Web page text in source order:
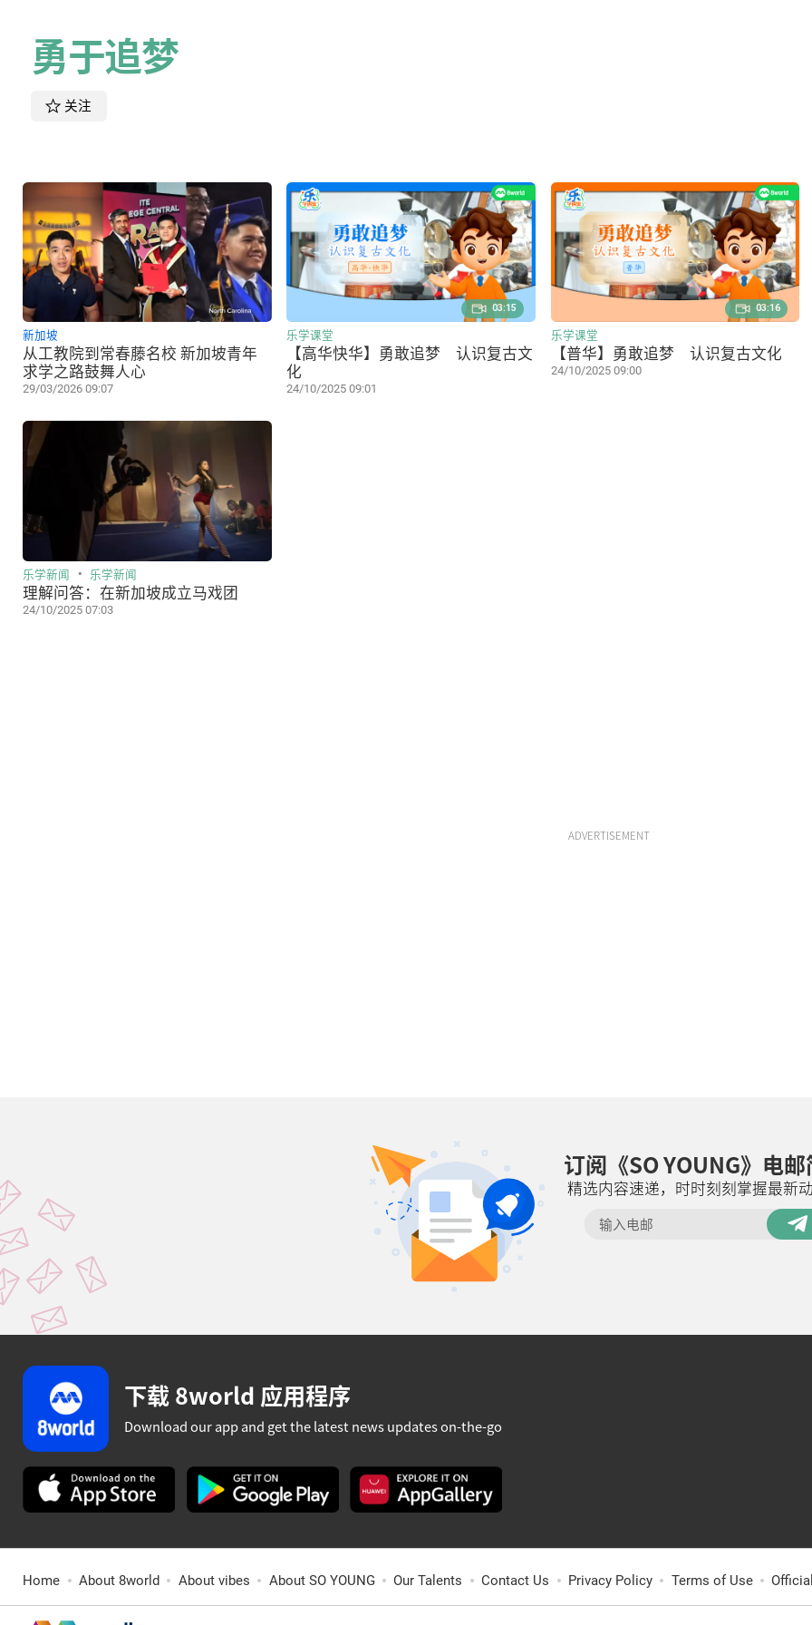
勇于追梦
关注
从工教院到常春藤名校 新加坡青年
求学之路鼓舞人心
新加坡
29/03/2026 09:07
【高华快华】勇敢追梦 认识复古文
化
乐学课堂
24/10/2025 09:01
03:15
【普华】勇敢追梦 认识复古文化
乐学课堂
24/10/2025 09:00
03:16
理解问答：在新加坡成立马戏团
乐学新闻 乐学新闻
24/10/2025 07:03
ADVERTISEMENT
订阅《SO YOUNG》电
精选内容速递，时时刻刻掌握最新动
下载 8world 应用程序
Download our app and get the latest news updates on-the-go
Home About 8world About vibes About SO YOUNG Our Talents Contact Us Privacy Policy Terms of Use